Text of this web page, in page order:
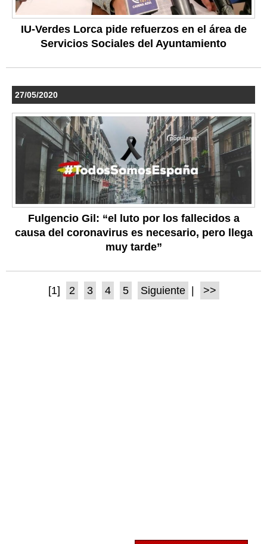
IU-Verdes Lorca pide refuerzos en el área de
Servicios Sociales del Ayuntamiento
27/05/2020
Fulgencio Gil: “el luto por los fallecidos a
causa del coronavirus es necesario, pero llega
muy tarde”
[1] 2 3 4 5 Siguiente >>